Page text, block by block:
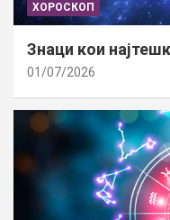
ХОРОСКОП
Знаци кои
01/07/2026